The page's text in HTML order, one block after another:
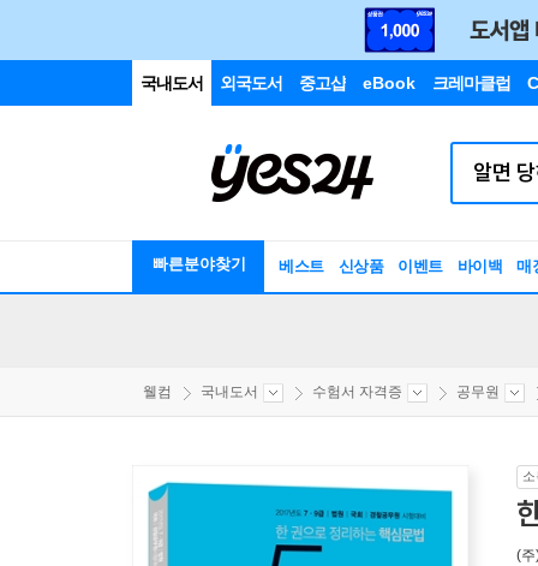
국내도서 외국도서 중고샵 eBook 크레마클럽
빠른분야찾기 베스트 신상품 이벤트 바이백 매
웰컴 국내도서 수험서 자격증 공무원
(